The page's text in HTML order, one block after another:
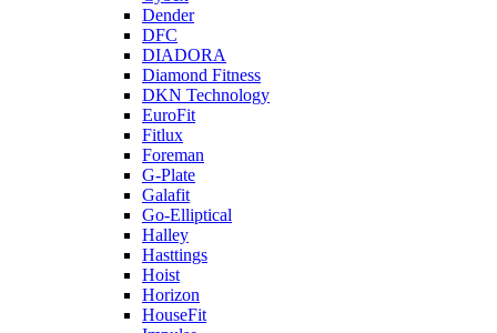
Dender
DFC
DIADORA
Diamond Fitness
DKN Technology
EuroFit
Fitlux
Foreman
G-Plate
Galafit
Go-Elliptical
Halley
Hasttings
Hoist
Horizon
HouseFit